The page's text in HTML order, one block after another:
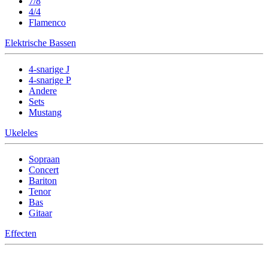
4/4
Flamenco
Elektrische Bassen
4-snarige J
4-snarige P
Andere
Sets
Mustang
Ukeleles
Sopraan
Concert
Bariton
Tenor
Bas
Gitaar
Effecten